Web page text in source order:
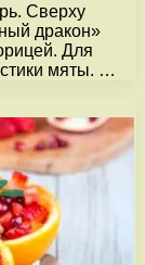
Сверху
дракон»
Для
мяты. …